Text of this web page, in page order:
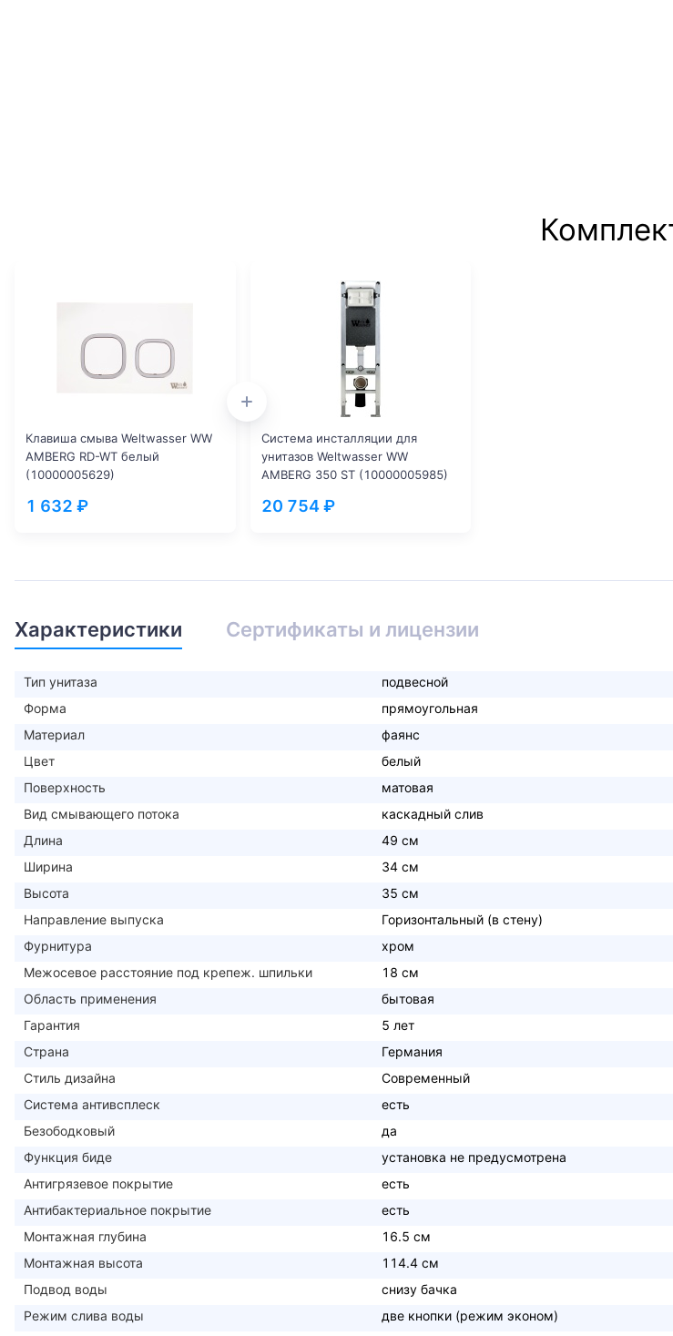
Клавиша смыва Weltwasser WW
AMBERG RD-WT белый
(10000005629)
1 632 ₽
Система инсталляции для
унитазов Weltwasser WW
AMBERG 350 ST (10000005985)
20 754 ₽
Характеристики Сертификаты и лицензии
Тип унитаза
подвесной
Форма
прямоугольная
Материал
фаянс
Цвет
белый
Поверхность
матовая
Вид смывающего потока
каскадный слив
Длина
49 см
Ширина
34 см
Высота
35 см
Направление выпуска
Горизонтальный (в стену)
Фурнитура
хром
Межосевое расстояние под крепеж. шпильки
18 см
Область применения
бытовая
Гарантия
5 лет
Страна
Германия
Стиль дизайна
Современный
Система антивсплеск
есть
Безободковый
да
Функция биде
установка не предусмотрена
Антигрязевое покрытие
есть
Антибактериальное покрытие
есть
Монтажная глубина
16.5 см
Монтажная высота
114.4 см
Подвод воды
снизу бачка
Режим слива воды
две кнопки (режим эконом)